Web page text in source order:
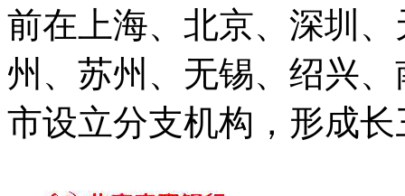
前在上海、北京、深圳
州、苏州、无锡、绍兴
市设立分支机构，形成